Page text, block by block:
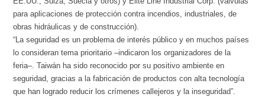
para aplicaciones de protección contra incendios, industriales, de
obras hidráulicas y de construcción).
“La seguridad es un problema de interés público y en muchos países
lo consideran tema prioritario –indicaron los organizadores de la
feria–. Taiwán ha sido reconocido por su positivo ambiente en
seguridad, gracias a la fabricación de productos con alta tecnología
que han logrado reducir los crímenes callejeros y la inseguridad”.